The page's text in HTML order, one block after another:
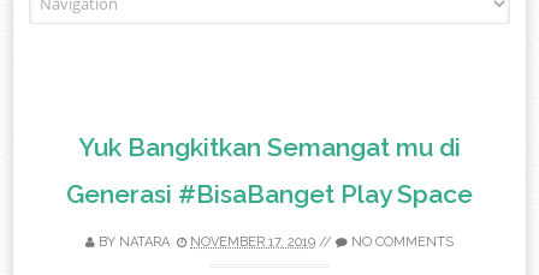
Yuk Bangkitkan Semangat mu di
Generasi #BisaBanget Play Space
BY NATARA NOVEMBER 17, 2019 // NO COMMENTS